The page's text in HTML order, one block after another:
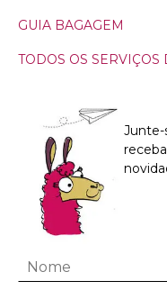
GUIA BAGAGEM
TODOS OS SERVIÇOS
Junte-